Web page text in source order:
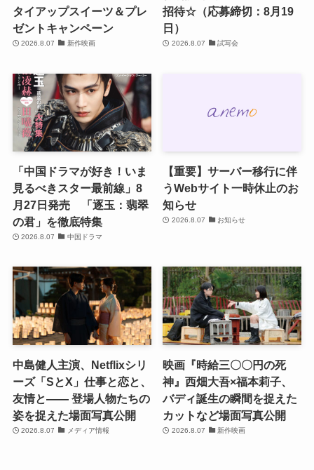
タイアップスイーツ＆プレ
ゼントキャンペーン
2026.8.07 新作映画
招待☆（応募締切：8月19
日）
2026.8.07 試写会
「中国ドラマが好き！いま
見るべきスター最前線」8
月27日発売 「逐玉：翡翠
の君」を徹底特集
2026.8.07 中国ドラマ
【重要】サーバー移行に伴
うWebサイト一時休止のお
知らせ
2026.8.07 お知らせ
中島健人主演、Netflixシリ
ーズ「SとX」仕事と恋と、
友情と―― 登場人物たちの
姿を捉えた場面写真公開
2026.8.07 メディア情報
映画『時給三〇〇円の死
神』西畑大吾×福本莉子、
バディ誕生の瞬間を捉えた
カットなど場面写真公開
2026.8.07 新作映画